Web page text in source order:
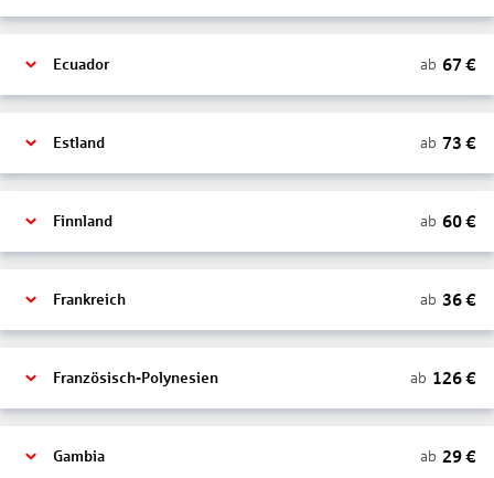
Ecuador ab 67 €
Estland ab 73 €
Finnland ab 60€
Frankreich ab 36€
Französisch-Polynesien ab 126€
Gambia ab 29€